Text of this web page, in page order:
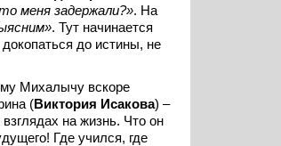
меня задержали?». На
. Тут начинается
до истины, не
Михалычу вскоре
(Виктория Исакова) –
на жизнь. Что он
Где учился, где